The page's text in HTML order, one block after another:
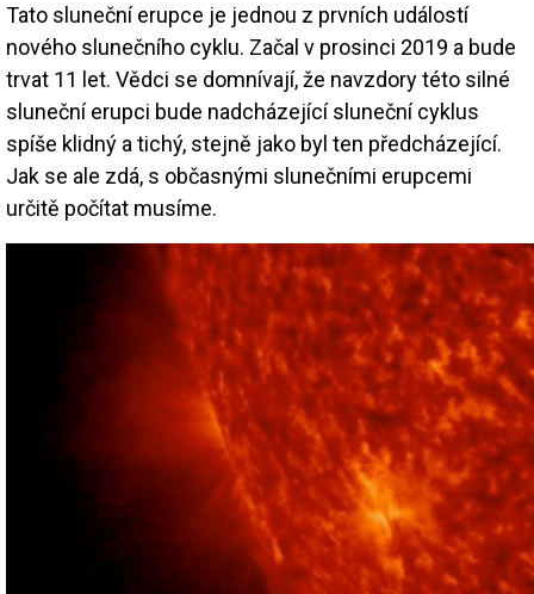
Tato sluneční erupce je jednou z prvních událostí
nového slunečního cyklu. Začal v prosinci 2019 a bude
trvat 11 let. Vědci se domnívají, že navzdory této silné
sluneční erupci bude nadcházející sluneční cyklus
spíše klidný a tichý, stejně jako byl ten předcházející.
Jak se ale zdá, s občasnými slunečními erupcemi
určitě počítat musíme.